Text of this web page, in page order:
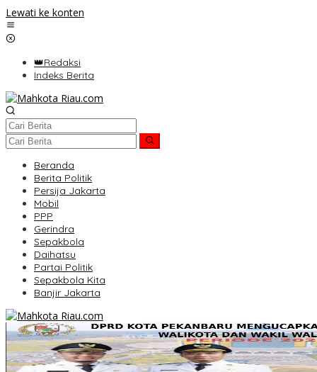
Lewati ke konten
👑Redaksi
Indeks Berita
Beranda
Berita Politik
Persija Jakarta
Mobil
PPP
Gerindra
Sepakbola
Daihatsu
Partai Politik
Sepakbola Kita
Banjir Jakarta